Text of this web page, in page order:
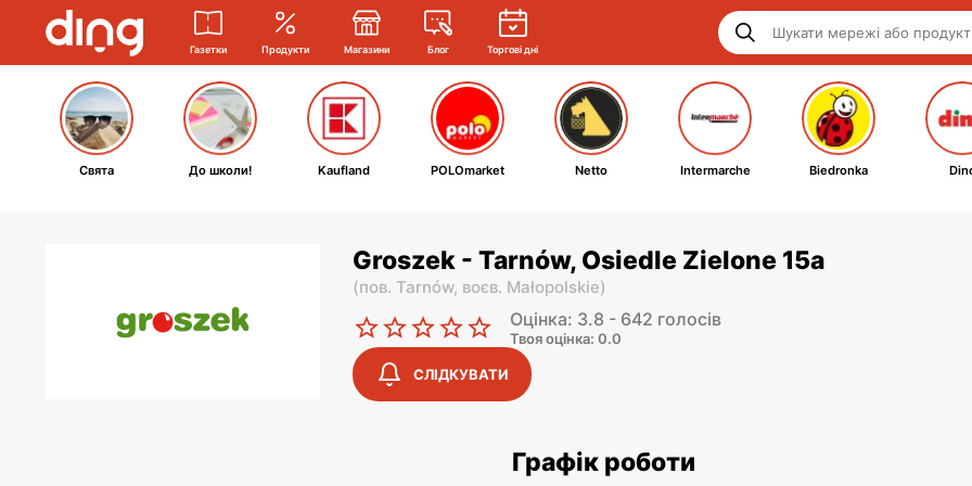
Газетки Продукти Магазини Блог Торгові дні
Свята До школи! Kaufland POLOmarket Netto Intermarche Biedronka
Groszek - Tarnów, Osiedle Zielone 15a
(пов. Tarnów, воєв. Małopolskie)
Оцінка: 3.8 - 642 голосів
Твоя оцінка: 0.0
СЛІДКУВАТИ
Графік роботи